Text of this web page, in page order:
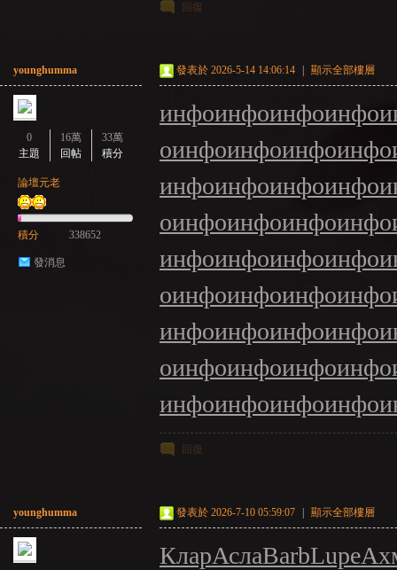
回復
younghumma
0
主題
16萬
回帖
33萬
積分
論壇元老
積分 338652
發消息
發表於 2026-5-14 14:06:14 顯示全部樓層
инфоинфоинфоинфо
оинфоинфоинфоинфо
инфоинфоинфоинфо
оинфоинфоинфоинфо
инфоинфоинфоинфо
оинфоинфоинфоинфо
инфоинфоинфоинфо
оинфоинфоинфоинфо
инфоинфоинфоинфо
回復
younghumma 發表於 2026-7-10 05:59:07 顯示全部樓層
КларАслаBarbLupe